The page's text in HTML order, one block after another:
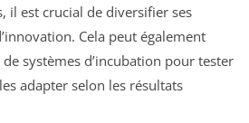
il est crucial de diversifier ses
Cela peut également
systèmes d’incubation pour tester
adapter selon les résultats